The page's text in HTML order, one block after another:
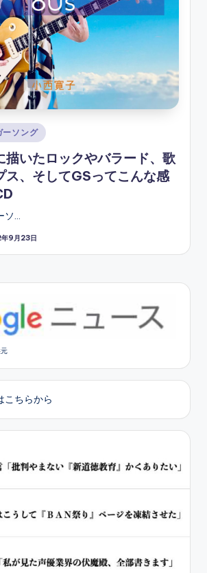
ソング
描いたロックやバラード、歌
ス、そしてGSってこんな感
ソ…
9月23日
こちらから